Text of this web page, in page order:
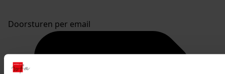
Doorsturen per email